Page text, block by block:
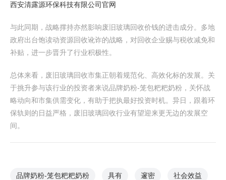
西安清露源环保科技有限公司官网
与此同期，战略撑持亦然影响废旧玻璃回收价钱的进击成分。多地
政府出台饱读动资源回收讹诈的战略，对回收企业赐与税收减免和
补贴，进一步晋升了行业积极性。
总体来看，废旧玻璃回收市集正朝着规范化、高效化标的发展。关
于挑升参与该行业的投资者来说品牌奶粉-笼包粑粑奶粉，关怀战
略动向和市集供需变化，有助于把执最好投资时机。异日，跟着环
保轨则的日益严格，废旧玻璃回收行业有望迎来更无边的发展空
间。
品牌奶粉-笼包粑粑奶粉 具有 邃密 社会效益